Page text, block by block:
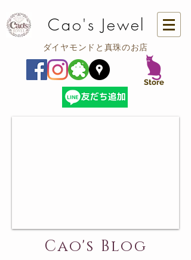
Cao's Jewel
ダイヤモンドと真珠のお店
​Store
Cao's Blog